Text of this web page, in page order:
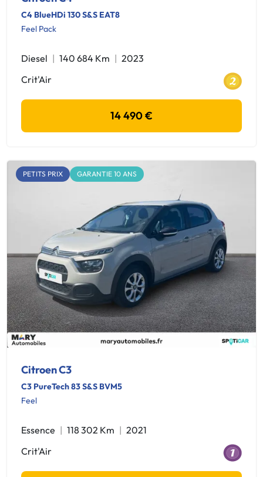
C4 BlueHDi 130 S&S EAT8
Feel Pack
Diesel 140 684 Km
2023
Crit'Air
14 490 €
PETITS PRIX GARANTIE 10 ANS
Citroen C3
C3 PureTech 83 S&S BVM5
Feel
Essence 118 302 Km
2021
Crit'Air